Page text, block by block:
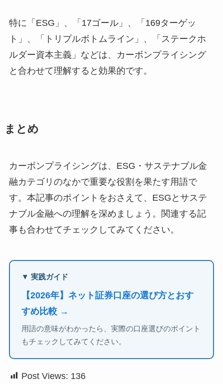
特に「ESG」、「17ゴール」、「169ターゲッ
ト」、「トリプルボトムライン」、「ステークホ
ルダー資本主義」などは、カーボンプライシング
と合わせて理解すると効果的です。
まとめ
カーボンプライシングは、ESG・サステナブル金
融カテゴリのなかで重要な役割を果たす用語で
す。本記事のポイントをおさえて、ESGとサステ
ナブル金融への理解を深めましょう。関連する記
事も合わせてチェックしてみてください。
▼ 実践ガイド
【2026年】ネット証券口座の選び方とおす
すめ比較 →
用語の意味がわかったら、実際の口座選びのポイント
もチェックしてみてください。
Post Views: 136